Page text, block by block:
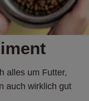
alles um Futter,
auch wirklich gut